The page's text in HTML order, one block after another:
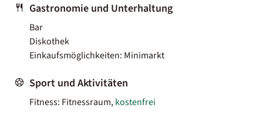
Gastronomie und Unterhaltung
Bar
Diskothek
Einkaufsmöglichkeiten: Minimarkt
Sport und Aktivitäten
Fitness: Fitnessraum,kostenfrei